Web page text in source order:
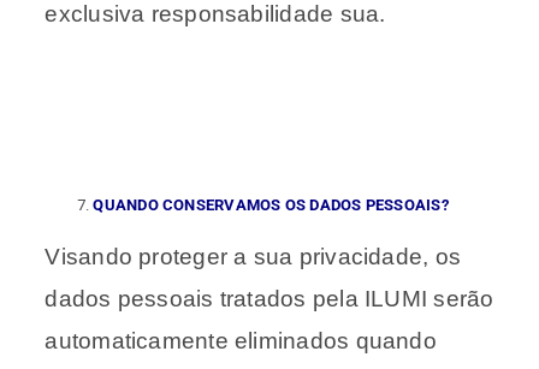
exclusiva responsabilidade sua.
QUANDO CONSERVAMOS OS DADOS PESSOAIS?
Visando proteger a sua privacidade, os
dados pessoais tratados pela ILUMI serão
automaticamente eliminados quando